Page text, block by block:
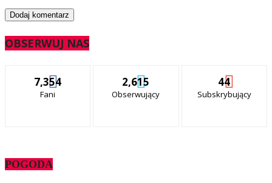
OBSERWUJ NAS
7,354
Fani
2,615
Obserwujący
44
Subskrybujący
POGODA